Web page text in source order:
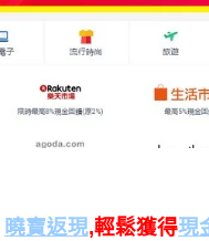
曉寶返現,輕鬆獲得現